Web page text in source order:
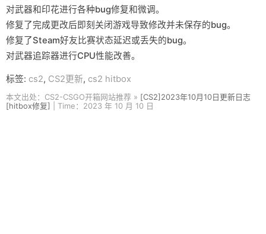
对武器和印花进行各种bug修复和微调。
修复了完成更改后即刻关闭游戏导致修改并未保存的bug。
修复了Steam好友比赛状态延迟或丢失的bug。
对武器追踪器进行CPU性能改善。
标签: cs2, CS2更新, cs2 hitbox
本文出处：CS2-CSGO开箱网站推荐 » [CS2]2023年10月10日更新日志
[hitbox修复]
| Time：2023 年 10 月 10 日